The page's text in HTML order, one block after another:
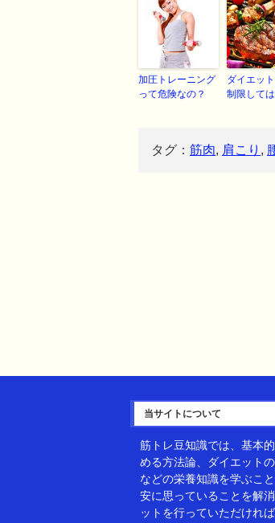
加圧トレーニング
って危険なの？
ダイエッ
制限して
タグ： 筋肉, 肩こり ,
当サイトについて
筋トレ豆知識では、基本
める方法論、ダイエット
などの栄養知識を学ぶこ
安に思っていることを解
ットを行っていただければ